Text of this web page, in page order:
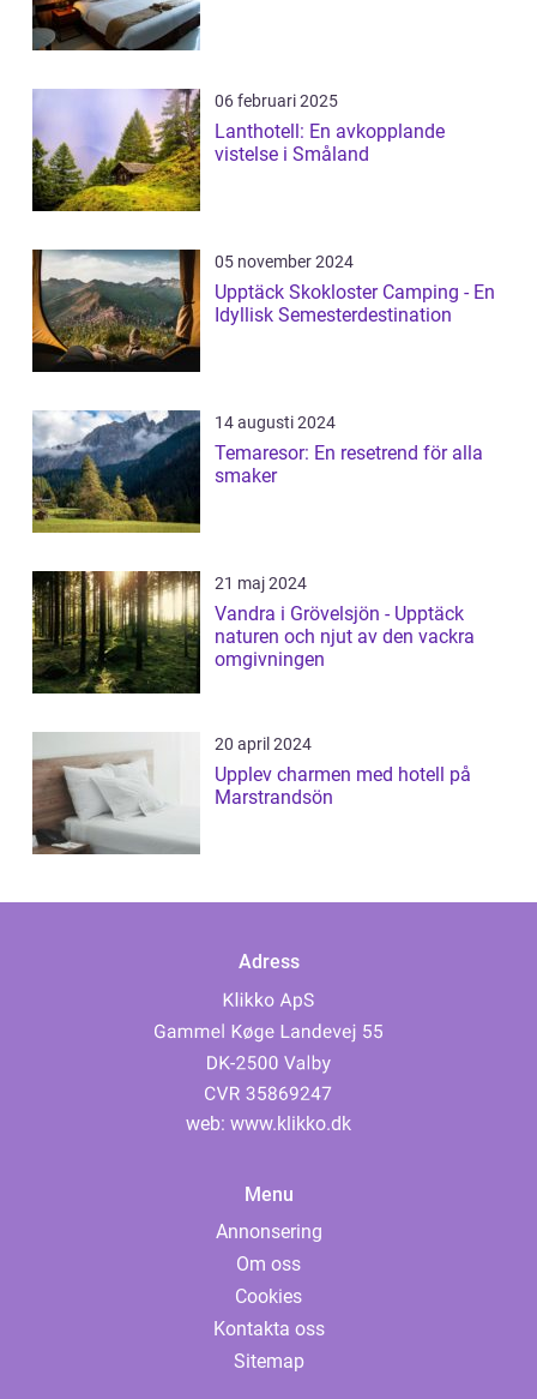
06 februari 2025
Lanthotell: En avkopplande
vistelse i Småland
05 november 2024
Upptäck Skokloster Camping - En
Idyllisk Semesterdestination
14 augusti 2024
Temaresor: En resetrend för alla
smaker
21 maj 2024
Vandra i Grövelsjön - Upptäck
naturen och njut av den vackra
omgivningen
20 april 2024
Upplev charmen med hotell på
Marstrandsön
Adress
web: www.klikko.dk
Menu
Annonsering
Om oss
Cookies
Kontakta oss
Sitemap